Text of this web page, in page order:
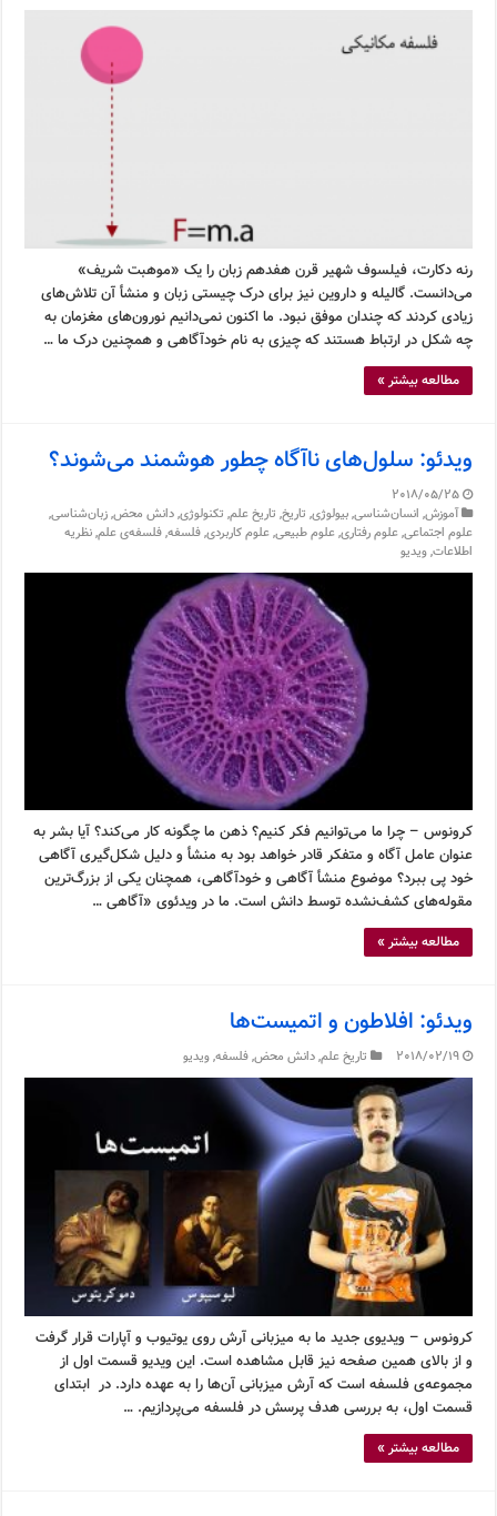
رنه دکارت، فیلسوف شهیر قرن هفدهم زبان را یک «موهبت شریف»
می‌دانست. گالیله و داروین نیز برای درک چیستی زبان و منشأ آن تلاش‌های
زیادی کردند که چندان موفق نبود. ما اکنون نمی‌دانیم نورون‌های مغزمان به
چه شکل در ارتباط هستند که چیزی به نام خودآگاهی و همچنین درک ما …
مطالعه بیشتر »
ویدئو: سلول‌های ناآگاه چطور هوشمند می‌شوند؟
2018/05/25
آموزش, انسان‌شناسی,بیولوژی, تاریخ, تاریخ علم, تکنولوژی,دانش محض,زبان‌شناسی,
علوم اجتماعی,علوم رفتاری,علوم طبیعی,علوم کاربردی,فلسفه,فلسفه‌ی علم,نظریه
اطلاعات,ویدیو
کرونوس – چرا ما می‌توانیم فکر کنیم؟ ذهن ما چگونه کار می‌کند؟ آیا بشر به
عنوان عامل آگاه و متفکر قادر خواهد بود به منشأ و دلیل شکل‌گیری آگاهی
خود پی ببرد؟ موضوع منشأ آگاهی و خودآگاهی، همچنان یکی از بزرگ‌ترین
مقوله‌های کشف‌نشده توسط دانش است. ما در ویدئوی «آگاهی …
مطالعه بیشتر »
ویدئو: افلاطون و اتمیست‌ها
2018/02/19 تاریخ علم,دانش محض,فلسفه,ویدیو
کرونوس – ویدیوی جدید ما به میزبانی آرش روی یوتیوب و آپارات قرار گرفت
و از بالای همین صفحه نیز قابل مشاهده است. این ویدیو قسمت اول از
مجموعه‌ی فلسفه است که آرش میزبانی آن‌ها را به عهده دارد. در ابتدای
قسمت اول، به بررسی هدف پرسش در فلسفه می‌پردازیم. …
مطالعه بیشتر »